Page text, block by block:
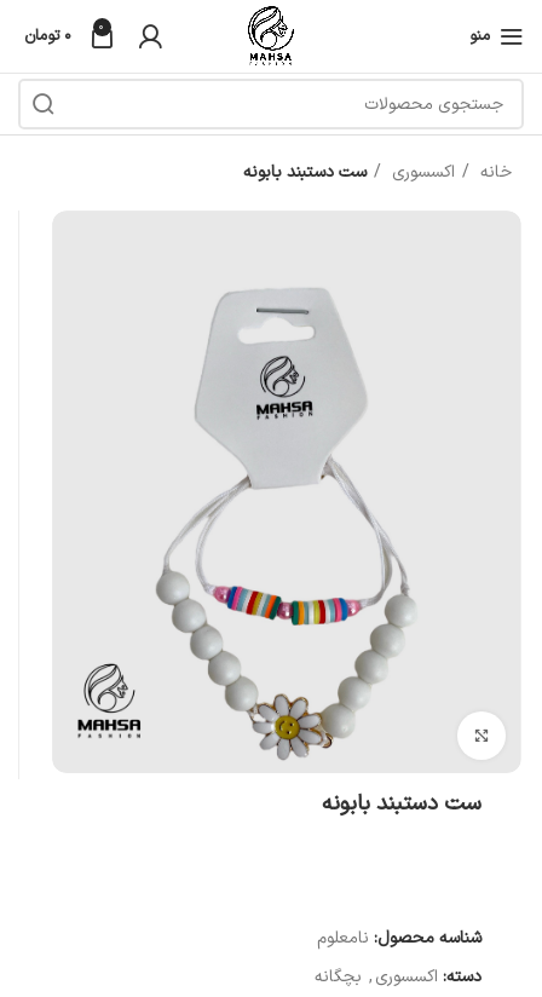
منو 0 ۰ تومان
خانه اکسسوری ست دستبند بابونه
ست دستبند بابونه
شناسه محصول: نامعلوم
دسته: اکسسوری, بچگانه